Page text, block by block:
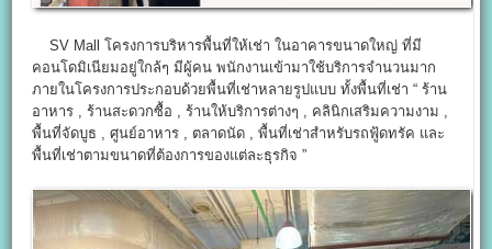
SV Mall โครงการบริหารพื้นที่ให้เช่า ในอาคารขนาดใหญ่ ที่มี
คอนโดมิเนียมอยู่ใกล้ๆ มีผู้คน พนักงานเข้ามาใช้บริการจำนวนมาก
ภายในโครงการประกอบด้วยพื้นที่เช่าหลายรูปแบบ ทั้งพื้นที่เช่า “ ร้าน
อาหาร , ร้านสะดวกซื้อ , ร้านให้บริการต่างๆ , คลินิกเสริมความงาม ,
พื้นที่จัดบูธ , ศูนย์อาหาร , ตลาดนัด , พื้นที่เช่าสำหรับรถฟู้ดทรัค และ
พื้นที่เช่าตามขนาดที่ต้องการของแต่ละธุรกิจ ”